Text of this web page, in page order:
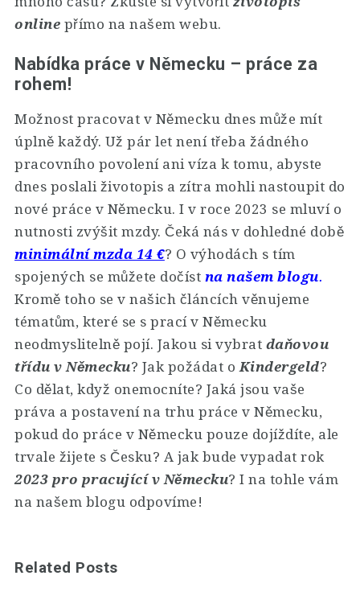
online přímo na našem webu.
Nabídka práce v Německu – práce za
rohem!
Možnost pracovat v Německu dnes může mít
úplně každý. Už pár let není třeba žádného
pracovního povolení ani víza k tomu, abyste
dnes poslali životopis a zítra mohli nastoupit do
nové práce v Německu. I v roce 2023 se mluví o
nutnosti zvýšit mzdy. Čeká nás v dohledné době
minimální mzda 14 €? O výhodách s tím
spojených se můžete dočíst na našem blogu.
Kromě toho se v našich článcích věnujeme
tématům, které se s prací v Německu
neodmyslitelně pojí. Jakou si vybrat daňovou
třídu v Německu? Jak požádat o Kindergeld?
Co dělat, když onemocníte? Jaká jsou vaše
práva a postavení na trhu práce v Německu,
pokud do práce v Německu pouze dojíždíte, ale
trvale žijete s Česku? A jak bude vypadat rok
2023 pro pracující v Německu? I na tohle vám
na našem blogu odpovíme!
Related Posts